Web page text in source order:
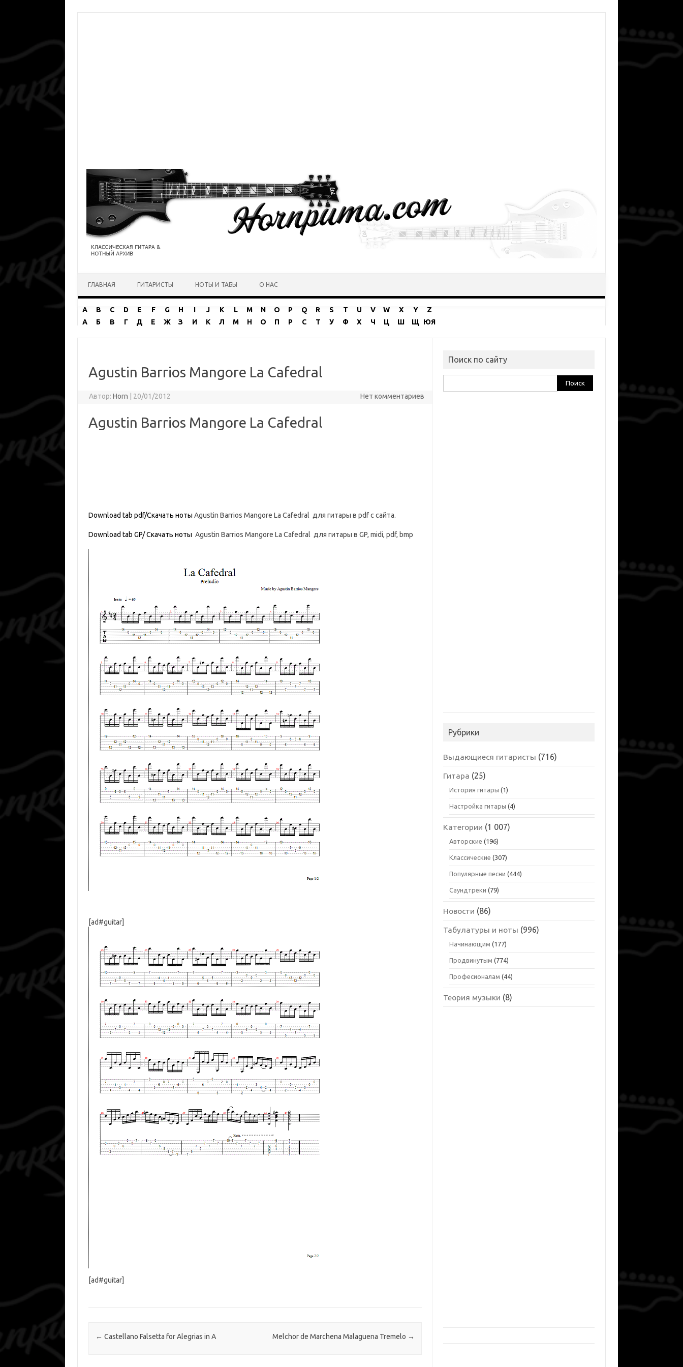
ГЛАВНАЯ ГИТАРИСТЫ НОТЫ И ТАБЫ О НАС
A B C D E F G H I J K L M N O P Q R S T U V W X Y
Z
А
Б В Г Д Е Ж З И К Л М Н О П Р С Т У Ф Х Ч Ц Ш Щ ЮЯ
Agustin Barrios Mangore La Cafedral
Автор:Horn 20/01/2012 Нет комментариев
Agustin Barrios Mangore La Cafedral
Download tab pdf/Скачать ноты Agustin Barrios Mangore La Cafedral для гитары в pdf с сайта.
Download tab GP/ Скачать ноты Agustin Barrios Mangore La Cafedral для гитары в GP, midi, pdf, bmp
[ad#guitar]
[ad#guitar]
Навигация по записям
← Castellano Falsetta for Alegrias in A Melchor de Marchena Malaguena Tremelo →
Поиск по сайту
Рубрики
Выдающиеся гитаристы (716)
Гитара (25)
История гитары (1)
Настройка гитары (4)
Категории (1 007)
Авторские (196)
Классические (307)
Популярные песни (444)
Саундтреки (79)
Новости (86)
Табулатуры и ноты (996)
Начинающим (177)
Продвинутым (774)
Професионалам (44)
Теория музыки (8)